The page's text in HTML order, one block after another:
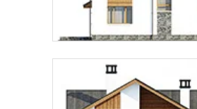
Предпочтительный способ связи:
Звонок
Telegram